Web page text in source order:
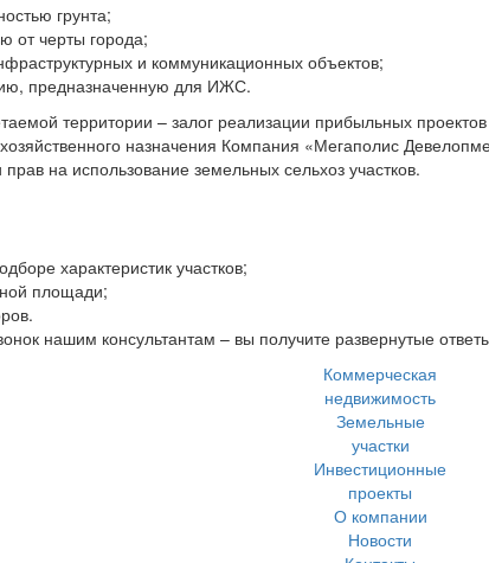
грунта;
от черты города;
и коммуникационных объектов;
предназначенную для ИЖС.
территории – залог реализации прибыльных
назначения Компания «Мегаполис
на использование земельных сельхоз участков.
характеристик участков;
площади;
нашим консультантам – вы получите развернутые
Коммерческая
недвижимость
Земельные
участки
Инвестиционные
проекты
О компании
Новости